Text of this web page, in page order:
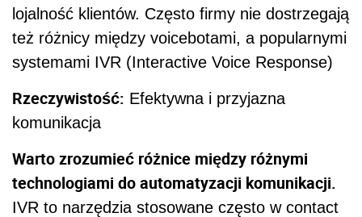
lojalność klientów. Często firmy nie dostrzegają
też różnicy między voicebotami, a popularnymi
systemami IVR (Interactive Voice Response)
Rzeczywistość: Efektywna i przyjazna
komunikacja
Warto zrozumieć różnice między różnymi
technologiami do automatyzacji komunikacji.
IVR to narzędzia stosowane często w contact